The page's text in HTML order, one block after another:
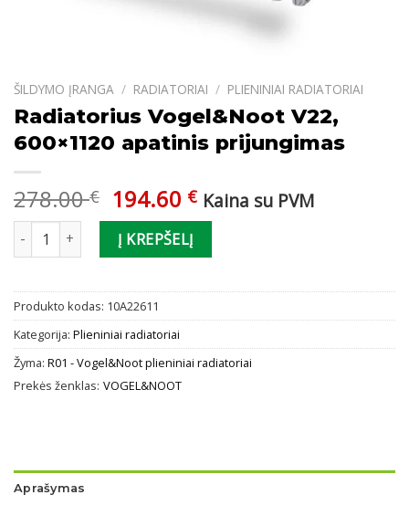
ŠILDYMO ĮRANGA / RADIATORIAI / PLIENINIAI RADIATORIAI
Radiatorius Vogel&Noot V22,
600×1120 apatinis prijungimas
278.00€ Original
price
was:
278.00 €.
194.60 €Current
price
194.60 €.
Kaina su PVM
produkto kiekis: Radiatorius Vogel&Noot V22, 600x1120
Į KREPŠELĮ
Produkto kodas: 10A22611
Kategorija: Plieniniai radiatoriai
Žyma: R01 - Vogel&Noot plieniniai radiatoriai
Prekės ženklas: VOGEL&NOOT
Aprašymas